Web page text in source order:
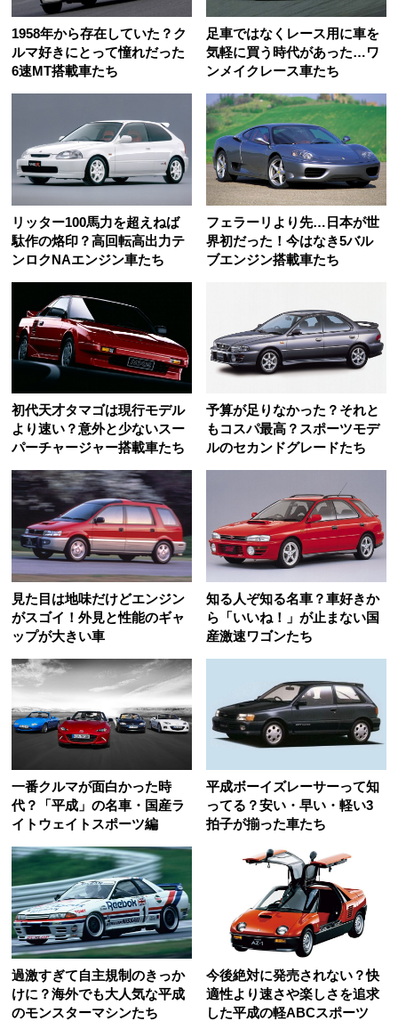
1958年から存在していた？ク
ルマ好きにとって憧れだった
6速MT搭載車たち
足車ではなくレース用に車を
気軽に買う時代があった…ワ
ンメイクレース車たち
リッター100馬力を超えねば
駄作の烙印？高回転高出力テ
ンロクNAエンジン車たち
フェラーリより先…日本が世
界初だった！今はなき5バル
ブエンジン搭載車たち
初代天才タマゴは現行モデル
より速い？意外と少ないスー
パーチャージャー搭載車たち
予算が足りなかった？それと
もコスパ最高？スポーツモデ
ルのセカンドグレードたち
見た目は地味だけどエンジン
がスゴイ！外見と性能のギャ
ップが大きい車
知る人ぞ知る名車？車好きか
ら「いいね！」が止まない国
産激速ワゴンたち
一番クルマが面白かった時
代？「平成」の名車・国産ラ
イトウェイトスポーツ編
平成ボーイズレーサーって知
ってる？安い・早い・軽い3
拍子が揃った車たち
過激すぎて自主規制のきっか
けに？海外でも大人気な平成
のモンスターマシンたち
今後絶対に発売されない？快
適性より速さや楽しさを追求
した平成の軽ABCスポーツ